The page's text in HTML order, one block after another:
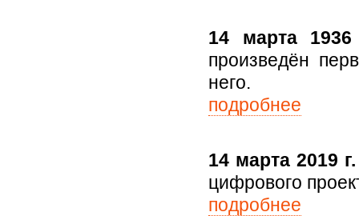
14 марта 1936
произведён
него.
подробнее
14 марта 2019 г.
цифрового
подробнее